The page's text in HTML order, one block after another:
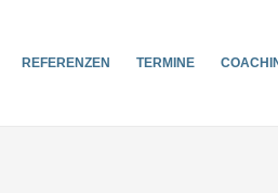
REFERENZEN TERMINE